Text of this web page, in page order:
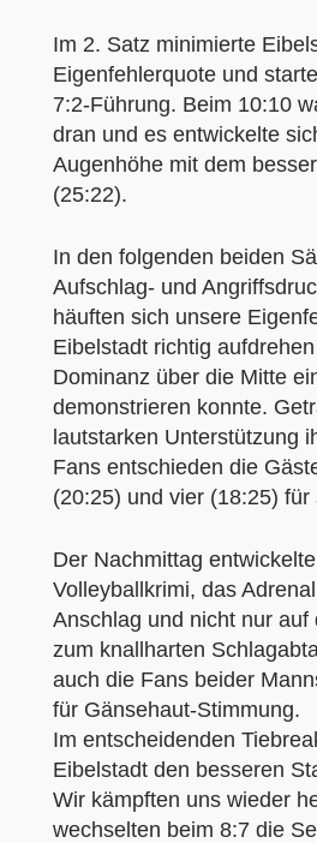
Im 2. Satz minimierte
Eigenfehlerquote und
7:2-Führung. Beim 10:10
dran und es entwickelte
Augenhöhe mit dem
(25:22).
In den folgenden beiden
Aufschlag- und
häuften sich unsere
Eibelstadt richtig
Dominanz über die Mitte
demonstrieren konnte.
lautstarken Unterstützung
Fans entschieden die
(20:25) und vier (18:25) für
Der Nachmittag
Volleyballkrimi, das
Anschlag und nicht nur auf
zum knallharten
auch die Fans beider
für Gänsehaut-Stimmung.
Im entscheidenden
Eibelstadt den besseren
Wir kämpften uns wieder
wechselten beim 8:7 die